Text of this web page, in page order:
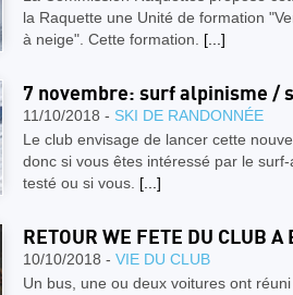
la Raquette une Unité de formation
à neige". Cette formation. [...]
7 novembre: surf alpinisme /
11/10/2018 - SKI DE RANDONNÉE
Le club envisage de lancer cette
donc si vous êtes intéressé par le
testé ou si vous. [...]
RETOUR WE FETE DU CLUB A
10/10/2018 - VIE DU CLUB
Un bus, une ou deux voitures ont